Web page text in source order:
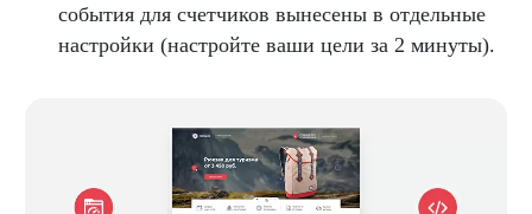
события для счетчиков вынесены в отдельные
настройки (настройте ваши цели за 2 минуты).